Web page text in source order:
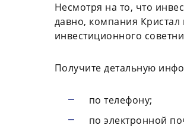
Несмотря на то, что
давно, компания
инвестиционного
Получите детальную
по телефону;
по электронной